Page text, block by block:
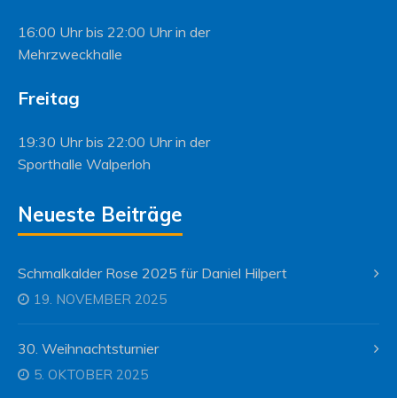
16:00 Uhr bis 22:00 Uhr in der
Mehrzweckhalle
Freitag
19:30 Uhr bis 22:00 Uhr in der
Sporthalle Walperloh
Neueste Beiträge
Schmalkalder Rose 2025 für Daniel Hilpert
19. NOVEMBER 2025
30. Weihnachtsturnier
5. OKTOBER 2025